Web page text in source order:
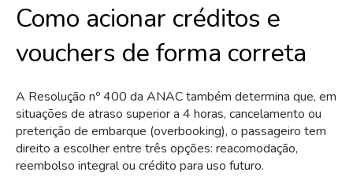
Como acionar créditos e
vouchers de forma correta
A Resolução nº 400 da ANAC também determina que, em
situações de atraso superior a 4 horas, cancelamento ou
preterição de embarque (overbooking), o passageiro tem
direito a escolher entre três opções: reacomodação,
reembolso integral ou crédito para uso futuro.